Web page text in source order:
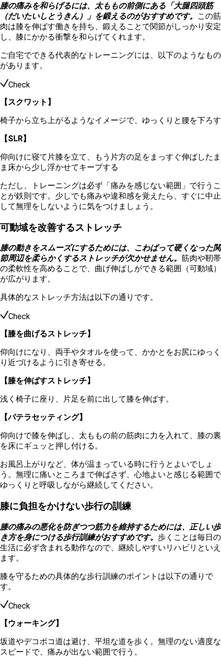
膝の痛みを和らげるには、太ももの前側にある「大腿四頭筋
（だいたいしとうきん）」を鍛えるのがおすすめです。
この筋
肉は膝を伸ばす働きを持ち、鍛えることで関節がしっかり安定
し、膝にかかる衝撃を和らげてくれます。
ご自宅でできる代表的なトレーニングには、以下のようなもの
があります。
Check
【スクワット】
椅子から立ち上がるようなイメージで、ゆっくりと腰を下ろす
【SLR】
仰向けに寝て片膝を立て、もう片方の足をまっすぐ伸ばしたま
ま床から少し浮かせてキープする
ただし、トレーニングは必ず「痛みを感じない範囲」で行うこ
とが鉄則です。少しでも痛みや違和感を覚えたら、すぐに中止
して無理をしないように気をつけましょう。
可動域を改善するストレッチ
膝の動きをスムーズにするためには、こわばって硬くなった関
節周辺を柔らかくするストレッチが欠かせません。 筋肉や靭帯
の柔軟性を高めることで、曲げ伸ばしができる範囲（可動域）
が広がります。
具体的なストレッチ方法は以下の通りです。
Check
【膝を曲げるストレッチ】
仰向けになり、両手やタオルを使って、かかとをお尻にゆっく
り近づけるように引き寄せる。
【膝を伸ばすストレッチ】
浅く椅子に座り、片足を前に出して膝を伸ばす。
【パテラセッティング】
仰向けで膝を伸ばし、太ももの前の筋肉に力を入れて、膝の裏
を床にギュッと押し付ける。
お風呂上がりなど、体が温まっている時に行うとよいでしょ
う。無理に痛いところまで伸ばさず、心地よいと感じる範囲で
ゆっくりと呼吸しながら継続してください。
膝に負担をかけない歩行の訓練
膝の痛みの悪化を防ぎつつ筋力を維持するためには、正しい歩
き方を身につける歩行訓練がおすすめです。 歩くことは毎日の
生活に必ず含まれる動作なので、継続しやすいリハビリといえ
ます。
膝を守るための具体的な歩行訓練のポイントは以下の通りで
す。
Check
【ウォーキング】
坂道やデコボコ道は避け、平坦な道を歩く。無理のない適度な
スピードで、痛みが出ない範囲で行う。